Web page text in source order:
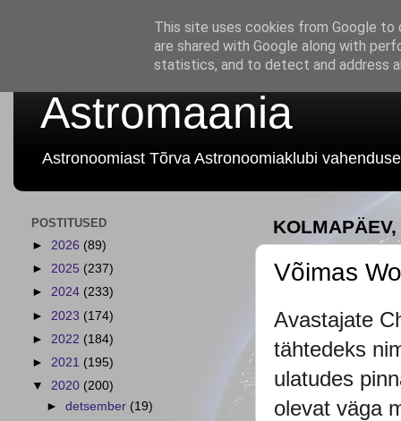
Astromaania
Astronoomiast Tõrva Astronoomiaklubi
Võimas
Avastajate
tähtedeks
ulatudes
olevat väga
POSTITUSED
► 2026 (89)
► 2025 (237)
► 2024 (233)
► 2023 (174)
► 2022 (184)
► 2021 (195)
▼ 2020 (200)
►detsember (19)
This site uses cookies from Google to
are shared with Google along with
statistics, and to detect and address